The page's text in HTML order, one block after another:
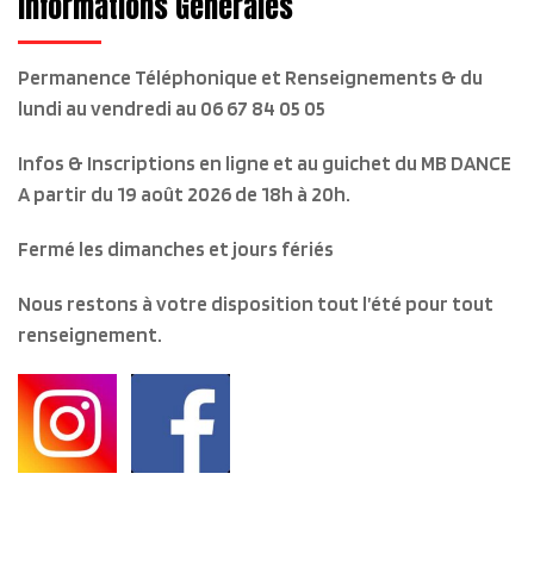
sur
page
du
Permanence Téléphonique et Renseignements & du
lundi au vendredi au 06 67 84 05 05
Infos & Inscriptions en ligne et au guichet du MB DANCE
A partir du 19 août 2026 de 18h à 20h.
Fermé les dimanches et jours fériés
Nous restons à votre disposition tout l’été pour tout
renseignement.